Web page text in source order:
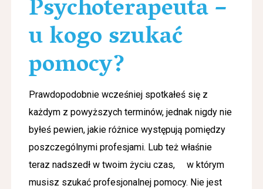
Psychoterapeuta –
u kogo szukać
pomocy?
Prawdopodobnie wcześniej spotkałeś się z
każdym z powyższych terminów, jednak nigdy nie
byłeś pewien, jakie różnice występują pomiędzy
poszczególnymi profesjami. Lub też właśnie
teraz nadszedł w twoim życiu czas, w którym
musisz szukać profesjonalnej pomocy. Nie jest